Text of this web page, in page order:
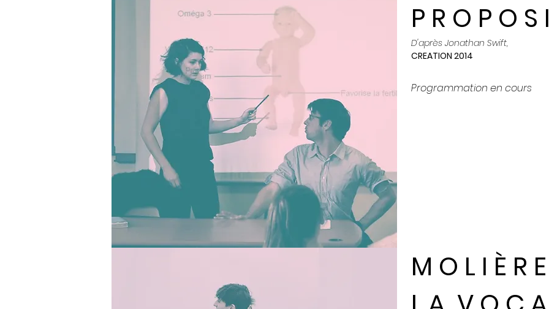
P R O P O S
D'après Jonathan Swift,
CREATION 2014
Programmation en cours
M O L I È R